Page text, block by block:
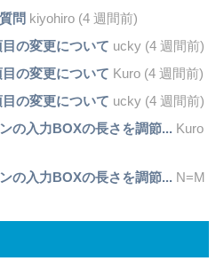
問 kiyohiro (4 週間前)
の変更について ucky (4 週間前)
の変更について Kuro (4 週間前)
の変更について ucky (4 週間前)
の入力BOXの長さを調節... Kuro
の入力BOXの長さを調節... N=M